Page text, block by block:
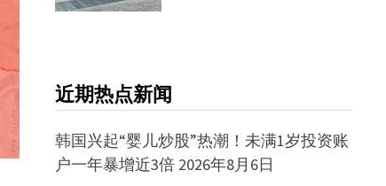
近期热点新闻
韩国兴起“婴儿炒股”热潮！未满1岁投资账
户一年暴增近3倍 2026年8月6日